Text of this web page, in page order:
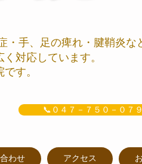
・手、足の痺れ・腱鞘炎な
対応しています。
す。
📞０４７－７５０－０７
わせ アクセス